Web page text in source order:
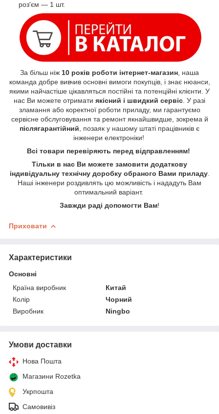
роз'єм — 1 шт.
За більш ніж 10 років роботи інтернет-магазин , наша
команда добре вивчив основні вимоги покупців, і знає нюанси,
якими найчастіше цікавляться постійні та потенційні клієнти. У
нас Ви можете отримати якісний і швидкий сервіс . У разі
зламання або коректної роботи приладу, ми гарантуємо
сервісне обслуговування та ремонт якнайшвидше, зокрема й
післягарантійний , позаяк у нашому штаті працівників є
інженери електроніки!
Всі товари перевіряють перед відправленням!
Тільки в нас Ви можете замовити додаткову
індивідуальну технічну доробку обраного Вами приладу.
Наші інженери роздивлять цю можливість і нададуть Вам
оптимальний варіант.
Завжди раді допомогти Вам!
Приховати
Характеристики
Основні
Країна виробник
Китай
Колір
Чорний
Виробник
Ningbo
Умови доставки
Нова Пошта
Магазини Rozetka
Укрпошта
Самовивіз